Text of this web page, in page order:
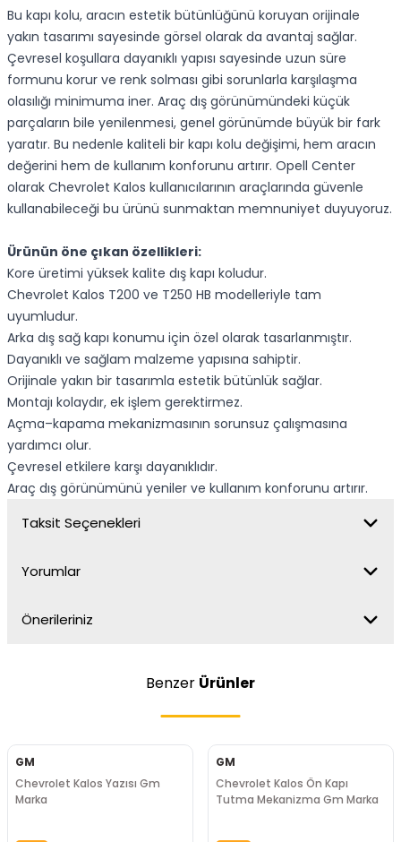
Bu kapı kolu, aracın estetik bütünlüğünü koruyan orijinale
yakın tasarımı sayesinde görsel olarak da avantaj sağlar.
Çevresel koşullara dayanıklı yapısı sayesinde uzun süre
formunu korur ve renk solması gibi sorunlarla karşılaşma
olasılığı minimuma iner. Araç dış görünümündeki küçük
parçaların bile yenilenmesi, genel görünümde büyük bir fark
yaratır. Bu nedenle kaliteli bir kapı kolu değişimi, hem aracın
değerini hem de kullanım konforunu artırır. Opell Center
olarak Chevrolet Kalos kullanıcılarının araçlarında güvenle
kullanabileceği bu ürünü sunmaktan memnuniyet duyuyoruz.
Ürünün öne çıkan özellikleri:
Kore üretimi yüksek kalite dış kapı koludur.
Chevrolet Kalos T200 ve T250 HB modelleriyle tam
uyumludur.
Arka dış sağ kapı konumu için özel olarak tasarlanmıştır.
Dayanıklı ve sağlam malzeme yapısına sahiptir.
Orijinale yakın bir tasarımla estetik bütünlük sağlar.
Montajı kolaydır, ek işlem gerektirmez.
Açma–kapama mekanizmasının sorunsuz çalışmasına
yardımcı olur.
Çevresel etkilere karşı dayanıklıdır.
Araç dış görünümünü yeniler ve kullanım konforunu artırır.
Taksit Seçenekleri
Yorumlar
Önerileriniz
Benzer Ürünler
GM
Chevrolet Kalos Yazısı Gm
Marka
GM
Chevrolet Kalos Ön Kapı
Tutma Mekanizma Gm Marka